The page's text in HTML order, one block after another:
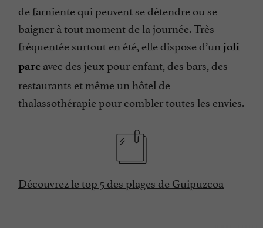
de farniente qui peuvent se détendre ou se
baigner à tout moment de la journée. Très
fréquentée surtout en été, elle dispose d’un joli
parc avec des jeux pour enfant, des bars, des
restaurants et même un hôtel de
thalassothérapie pour combler toutes les envies.
Découvrez le top 5 des plages de Guipuzcoa